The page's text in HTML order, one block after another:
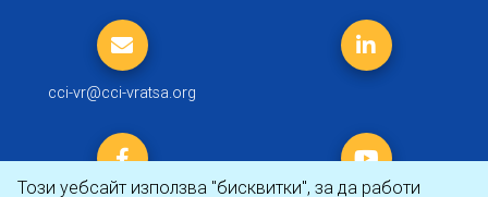
Този уебсайт използва "бисквитки", за да работи
cci-vr@cci-vratsa.org